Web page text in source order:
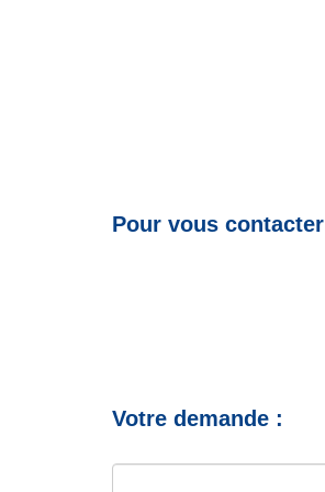
Pour vous contacter
Votre demande :